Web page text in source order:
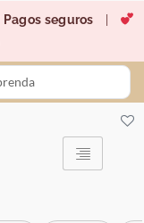
Pagos seguros